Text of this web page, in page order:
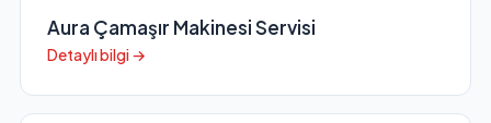
Aura Çamaşır Makinesi Servisi
Detaylı bilgi →